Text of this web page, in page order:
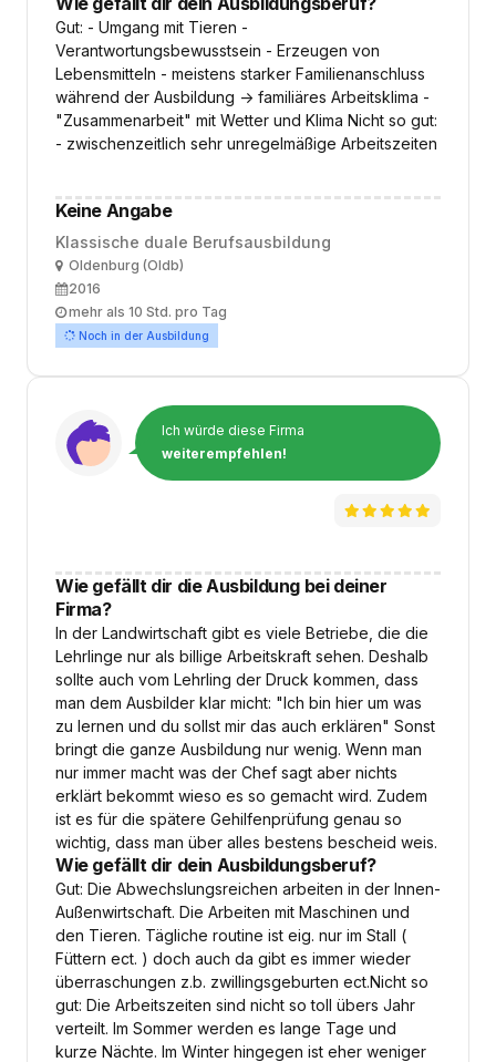
Gut: - Umgang mit Tieren -
Verantwortungsbewusstsein - Erzeugen von
Lebensmitteln - meistens starker Familienanschluss
während der Ausbildung -> familiäres Arbeitsklima -
"Zusammenarbeit" mit Wetter und Klima Nicht so gut:
- zwischenzeitlich sehr unregelmäßige Arbeitszeiten
Keine Angabe
Klassische duale Berufsausbildung
OrtOldenburg (Oldb)
Ausbildungsbeginn
2016
Arbeitszeit
mehr als 10 Std. pro Tag
Noch in der Ausbildung
Ich würde diese Firma
weiterempfehlen!
Wie gefällt dir die Ausbildung bei deiner
Firma?
In der Landwirtschaft gibt es viele Betriebe, die die
Lehrlinge nur als billige Arbeitskraft sehen. Deshalb
sollte auch vom Lehrling der Druck kommen, dass
man dem Ausbilder klar micht: "Ich bin hier um was
zu lernen und du sollst mir das auch erklären" Sonst
bringt die ganze Ausbildung nur wenig. Wenn man
nur immer macht was der Chef sagt aber nichts
erklärt bekommt wieso es so gemacht wird. Zudem
ist es für die spätere Gehilfenprüfung genau so
wichtig, dass man über alles bestens bescheid weis.
Wie gefällt dir dein Ausbildungsberuf?
Gut: Die Abwechslungsreichen arbeiten in der Innen-
Außenwirtschaft. Die Arbeiten mit Maschinen und
den Tieren. Tägliche routine ist eig. nur im Stall (
Füttern ect. ) doch auch da gibt es immer wieder
überraschungen z.b. zwillingsgeburten ect.Nicht so
gut: Die Arbeitszeiten sind nicht so toll übers Jahr
verteilt. Im Sommer werden es lange Tage und
kurze Nächte. Im Winter hingegen ist eher weniger